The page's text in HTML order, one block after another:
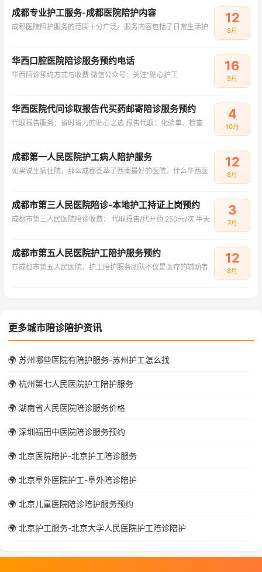
成都专业护工服务-成都医院陪护内容
成都医院陪护服务的范围十分广泛。服务内容包括了日常生活护
12
8月
华西口腔医院陪诊服务预约电话
华西陪诊预约方式与收费‌ ‌微信公众号‌：关注"贴心护工
16
9月
华西医院代问诊取报告代买药邮寄陪诊服务预约
代取报告服务：省时省力的贴心之选 报告代取：化验单、检查
4
10月
成都第一人民医院护工病人陪护服务
如果说生病住院，那么成都荟萃了西南最好的医院，什么华西医
12
8月
成都市第三人民医院陪诊-本地护工持证上岗预约
成都市第三人民医院陪诊收费： 代取报告/代开药 250元/次 半天
3
7月
成都市第五人民医院护工陪护服务预约
在成都市第五人民医院，护工陪护服务团队不仅是医疗的辅助者
12
8月
更多城市陪诊陪护资讯
🌍 苏州哪些医院有陪护服务-苏州护工怎么找
🌍 杭州第七人民医院护工陪护服务
🌍 湖南省人民医院陪诊服务价格
🌍 深圳福田中医院陪诊服务预约
🌍 北京医院陪护-北京护工陪诊服务
🌍 北京阜外医院护工-阜外陪诊陪护
🌍 北京儿童医院陪诊陪护服务预约
🌍 北京护工服务-北京大学人民医院护工陪诊陪护